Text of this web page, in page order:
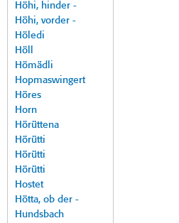
Höhi, hinder -
Höhi, vorder -
Höledi
Höll
Hömädli
Hopmaswingert
Höres
Horn
Hörüttena
Hörütti
Hörütti
Hörütti
Hostet
Hötta, ob der -
Hundsbach